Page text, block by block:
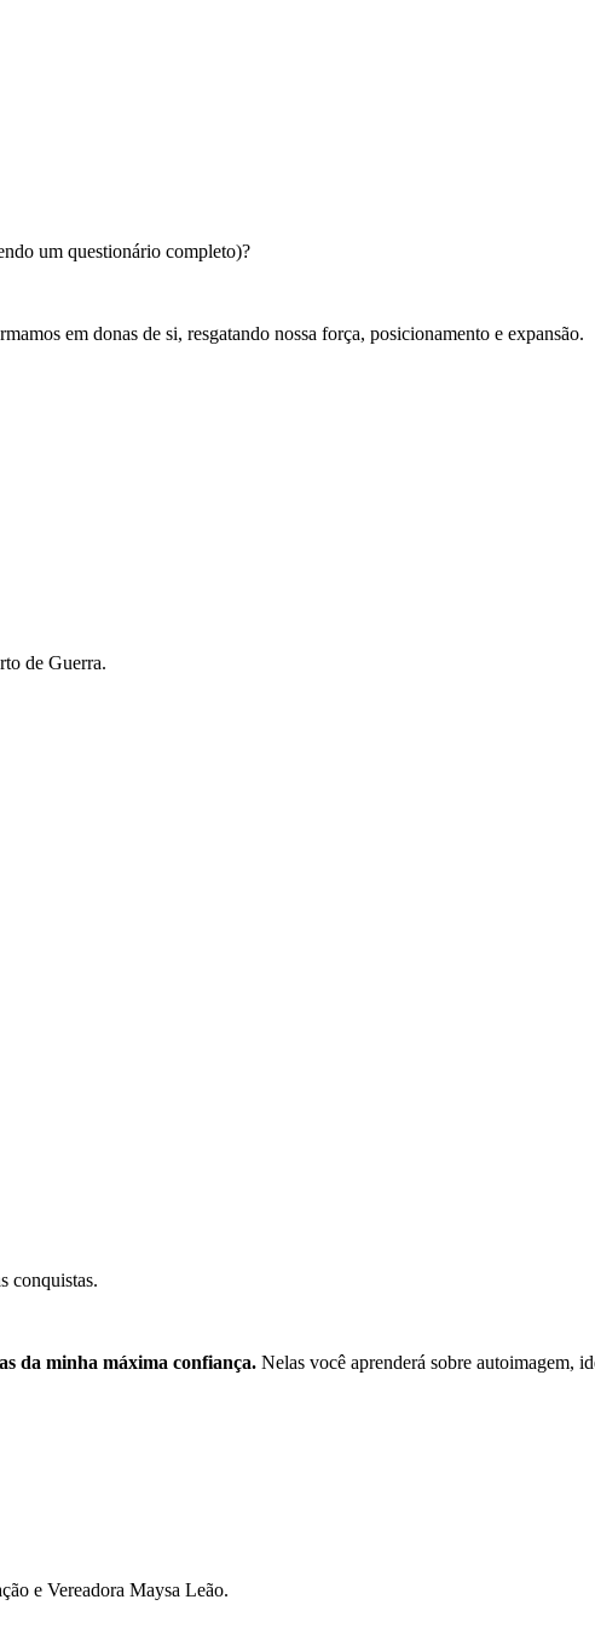
um questionário completo)?
em donas de si, resgatando nossa força, posicionamento e expansão.
de Guerra.
conquistas.
da minha máxima confiança. Nelas você aprenderá sobre autoimagem,
e Vereadora Maysa Leão.